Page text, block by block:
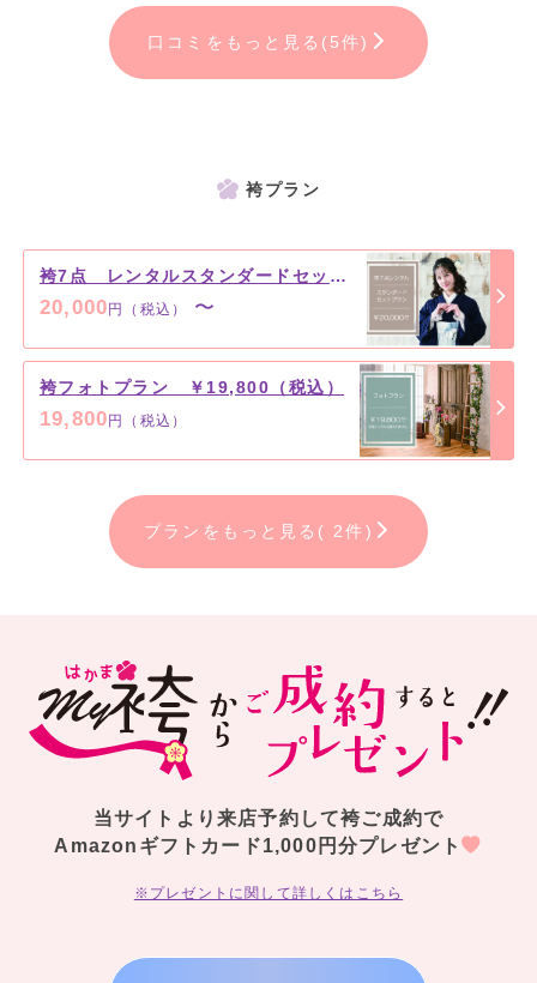
口コミをもっと見る(5件)
袴プラン
袴7点 レンタルスタンダードセットプラン ￥20,000（税込）～
20,000円（税込） 〜
袴フォトプラン ￥19,800（税込）
19,800円（税込）
プランをもっと見る( 2件)
当サイトより来店予約して袴ご成約で
Amazonギフトカード1,000円分プレゼント
※プレゼントに関して詳しくはこちら